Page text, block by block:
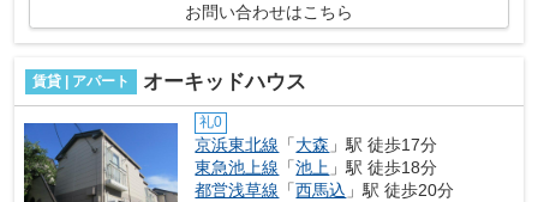
お問い合わせはこちら
賃貸 | アパート オーキッドハウス
礼0
京浜東北線 「大森 」駅 徒歩17分
東急池上線 「池上 」駅 徒歩18分
都営浅草線 「西馬込 」駅 徒歩20分